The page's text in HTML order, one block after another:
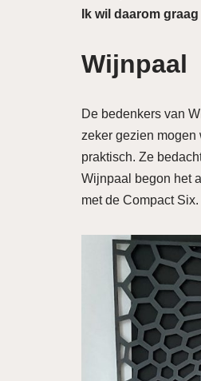
Ik wil daarom
Wijnpaal
De bedenkers van
zeker gezien
praktisch. Ze
Wijnpaal begon het
met de Compact Six.